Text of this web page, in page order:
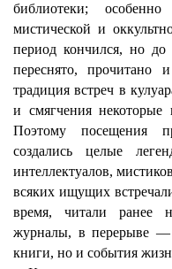
библиотеки;
мистической и
период кончился, но
переснято,
традиция встреч в
и смягчения
Поэтому посещения
создались целые
интеллектуалов,
всяких ищущих
время, читали ранее
журналы, в перерыве —
книги, но и события